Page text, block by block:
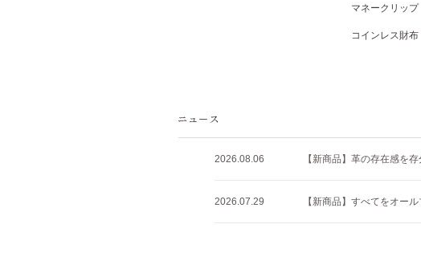
マネークリップ
コインレス財布
2026.08.06 【新商品】革の存在感を
2026.07.29 【新商品】すべてをオー